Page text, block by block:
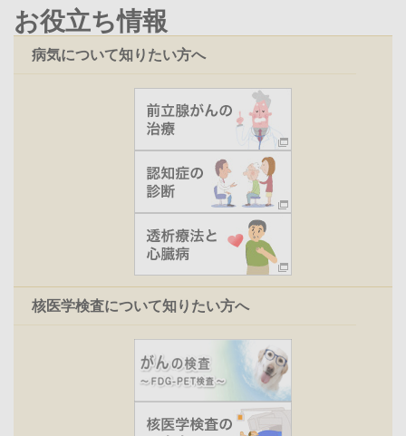
お役立ち情報
病気について知りたい方へ
核医学検査について知りたい方へ